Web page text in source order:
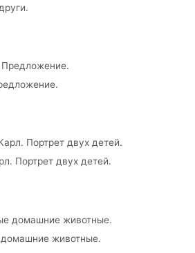
Портрет двух детей.
животные.